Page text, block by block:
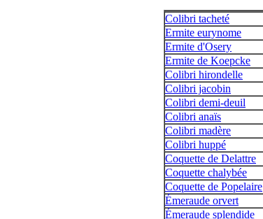
Colibri tacheté
Ermite eurynome
Ermite d'Osery
Ermite de Koepcke
Colibri hirondelle
Colibri jacobin
Colibri demi-deuil
Colibri anaïs
Colibri madère
Colibri huppé
Coquette de Delattre
Coquette chalybée
Coquette de Popelaire
Émeraude orvert
Émeraude splendide